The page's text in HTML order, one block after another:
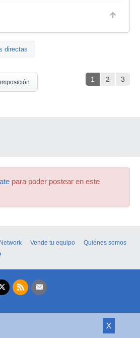
directas
1 2 3
para poder postear en este
X
Vende tu equipo
Quiénes somos